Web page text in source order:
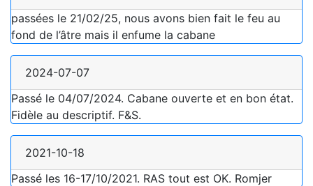
passées le 21/02/25, nous avons bien fait le feu au
fond de l’âtre mais il enfume la cabane
2024-07-07
Passé le 04/07/2024. Cabane ouverte et en bon état.
Fidèle au descriptif. F&S.
2021-10-18
Passé les 16-17/10/2021. RAS tout est OK. Romjer